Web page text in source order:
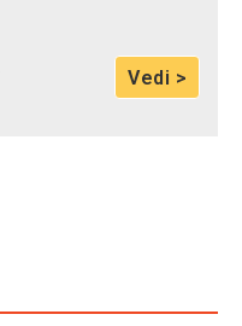
Vedi >